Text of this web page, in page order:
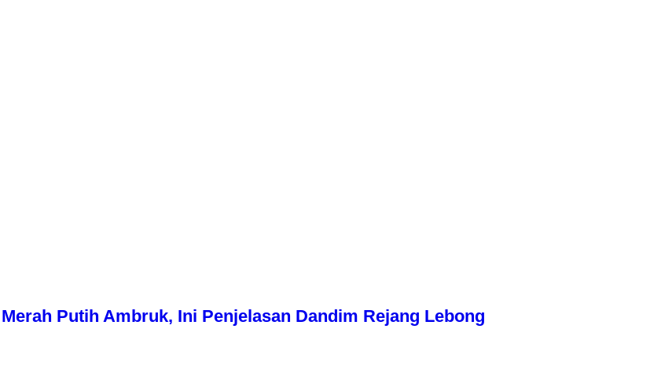
Putih Ambruk, Ini Penjelasan Dandim Rejang Lebong